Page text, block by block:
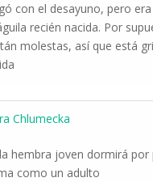
con el desayuno, pero
recién nacida. Por
molestas, así que está
Chlumecka
hembra joven dormirá por
como un adulto